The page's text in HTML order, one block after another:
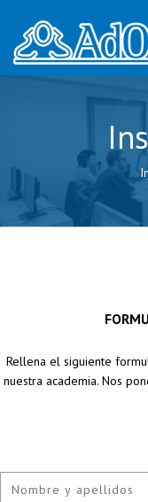
Rellena el siguiente
nuestra academia. Nos